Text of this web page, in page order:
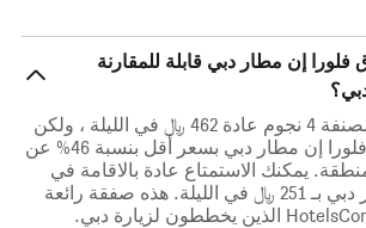
إن مطار دبي قابلة للمقارنة
تكلف فنادق دبي المصنفة 4 نجوم عادة 462 ﷼ في الليلة ، ولكن
وسطياً يتوفر فندق فلورا إن مطار دبي بسعر أقل بنسبة 46% عن
يمكنك الاستمتاع عادة بالاقامة في
فندق فلورا إن مطار دبي بـ 251 ﷼ في الليلة. هذه صفقة رائعة